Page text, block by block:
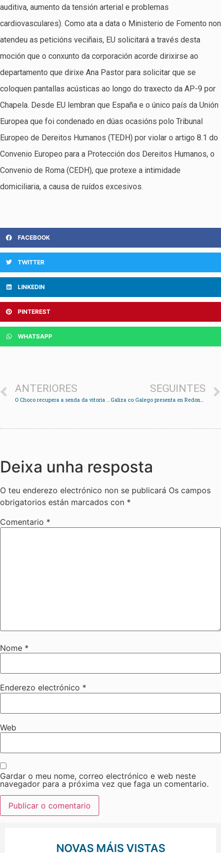
auditiva, aumento da tensión arterial e problemas
cardiovasculares). Como ata a data o Ministerio de Fomento non
atendeu as peticións veciñais, EU solicitará a través desta
moción que o conxunto da corporación acorde dirixirse ao
departamento que dirixe Ana Pastor para solicitar que se
coloquen pantallas acústicas ao longo do traxecto da AP-9 por
Chapela. Desde EU lembran que España e o único país da Unión
Europea que foi condenado en dúas ocasións polo Tribunal
Europeo de Dereitos Humanos (TEDH) por violar o artigo 8.1 do
Convenio Europeo para a Protección dos Dereitos Humanos, o
Convenio de Roma (CEDH), que protexe a intimidade
domiciliaria, a causa de ruídos excesivos.
FACEBOOK
TWITTER
LINKEDIN
PINTEREST
WHATSAPP
ANTERIORES
O Choco recupera a senda da vitoria no Grove
SEGUINTES
Galiza co Galego presenta en Redondela a súa cooperativa para crear unha rede de escolas
Deixa unha resposta
O teu enderezo electrónico non se publicará Os campos
obrigatorios están marcados con *
Comentario *
Nome *
Enderezo electrónico *
Web
Gardar o meu nome, correo electrónico e web neste
navegador para a próxima vez que faga un comentario.
NOVAS MÁIS VISTAS